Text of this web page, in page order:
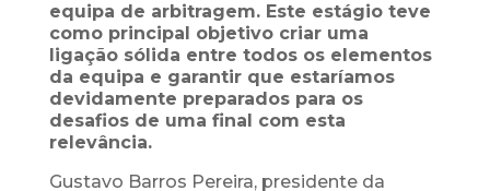
equipa de arbitragem. Este estágio teve
como principal objetivo criar uma
ligação sólida entre todos os elementos
da equipa e garantir que estaríamos
devidamente preparados para os
desafios de uma final com esta
relevância.
Gustavo Barros Pereira, presidente da